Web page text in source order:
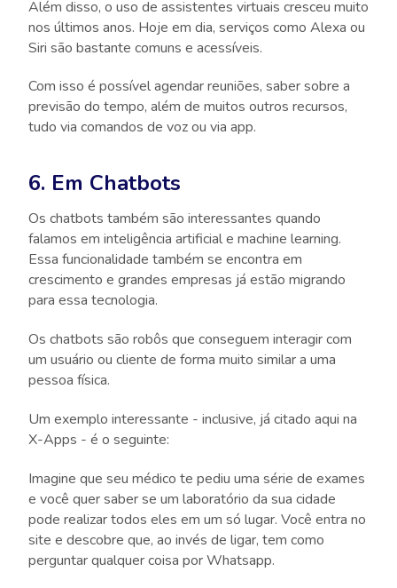
Além disso, o uso de assistentes virtuais cresceu muito
nos últimos anos. Hoje em dia, serviços como Alexa ou
Siri são bastante comuns e acessíveis.
Com isso é possível agendar reuniões, saber sobre a
previsão do tempo, além de muitos outros recursos,
tudo via comandos de voz ou via app.
6. Em Chatbots
Os chatbots também são interessantes quando
falamos em inteligência artificial e machine learning.
Essa funcionalidade também se encontra em
crescimento e grandes empresas já estão migrando
para essa tecnologia.
Os chatbots são robôs que conseguem interagir com
um usuário ou cliente de forma muito similar a uma
pessoa física.
Um exemplo interessante - inclusive, já citado aqui na
X-Apps - é o seguinte:
Imagine que seu médico te pediu uma série de exames
e você quer saber se um laboratório da sua cidade
pode realizar todos eles em um só lugar. Você entra no
site e descobre que, ao invés de ligar, tem como
perguntar qualquer coisa por Whatsapp.